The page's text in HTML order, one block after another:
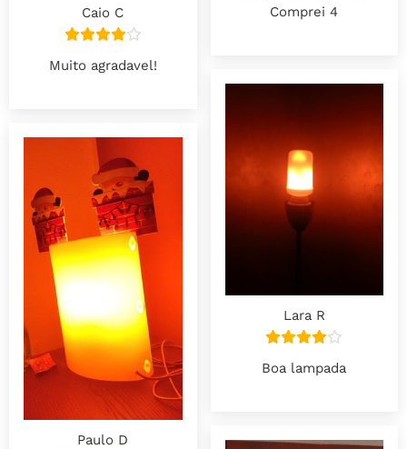
Comprei 4
Caio C
Muito agradavel!
Lara R
Boa lampada
Paulo D